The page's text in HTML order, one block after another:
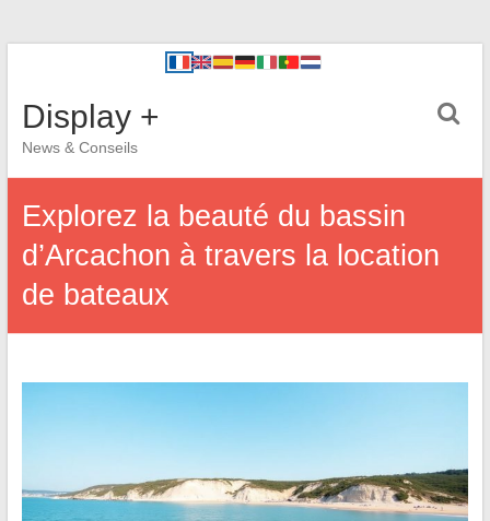
Display +
News & Conseils
Explorez la beauté du bassin
d’Arcachon à travers la location
de bateaux